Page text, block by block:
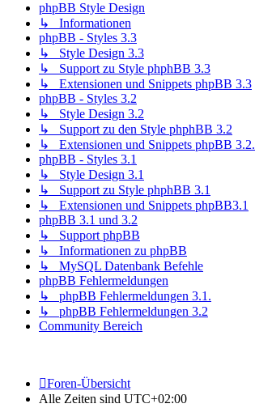
phpBB Style Design
↳ Informationen
phpBB - Styles 3.3
↳ Style Design 3.3
↳ Support zu Style phphBB 3.3
↳ Extensionen und Snippets phpBB 3.3
phpBB - Styles 3.2
↳ Style Design 3.2
↳ Support zu den Style phphBB 3.2
↳ Extensionen und Snippets phpBB 3.2.
phpBB - Styles 3.1
↳ Style Design 3.1
↳ Support zu Style phphBB 3.1
↳ Extensionen und Snippets phpBB3.1
phpBB 3.1 und 3.2
↳ Support phpBB
↳ Informationen zu phpBB
↳ MySQL Datenbank Befehle
phpBB Fehlermeldungen
↳ phpBB Fehlermeldungen 3.1.
↳ phpBB Fehlermeldungen 3.2
Community Bereich
Foren-Übersicht
Alle Zeiten sind UTC+02:00